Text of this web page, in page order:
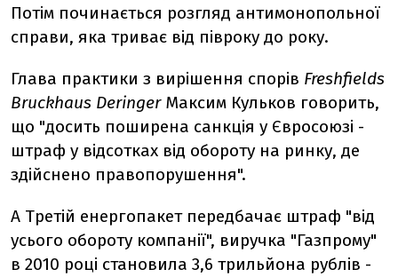
Потім починається розгляд антимонопольної
справи, яка триває від півроку до року.
Глава практики з вирішення спорів Freshfields
Bruckhaus DeringerМаксим Кульков говорить,
що "досить поширена санкція у Євросоюзі -
штраф у відсотках від обороту на ринку, де
здійснено правопорушення".
А Третій енергопакет передбачає штраф "від
усього обороту компанії", виручка "Газпрому"
в 2010 році становила 3,6 трильйона рублів -